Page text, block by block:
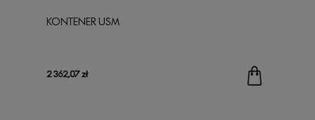
KONTENER USM
2 362,07 zł